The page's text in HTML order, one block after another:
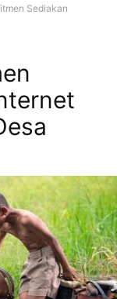
Sediakan